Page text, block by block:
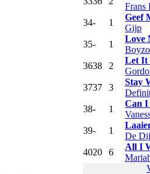
Frans
34- 1
Geef
Gijp
35- 1
Love
3638 2
Let It
3737 3
Stay
38- 1
Can I
39- 1
De
4020 6
All I